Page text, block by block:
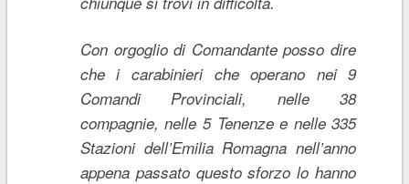
Con orgoglio di Comandante posso dire
che i carabinieri che operano nei 9
Comandi Provinciali, nelle 38
compagnie, nelle 5 Tenenze e nelle 335
Stazioni dell’Emilia Romagna nell’anno
appena passato questo sforzo lo hanno